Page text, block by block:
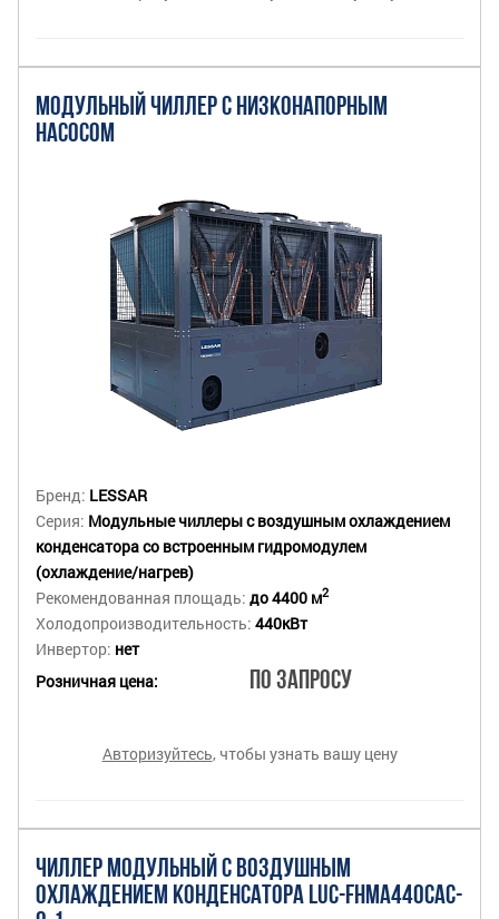
МОДУЛЬНЫЙ ЧИЛЛЕР С НИЗКОНАПОРНЫМ
НАСОСОМ
Бренд: LESSAR
Серия: Модульные чиллеры с воздушным охлаждением
конденсатора со встроенным гидромодулем
(охлаждение/нагрев)
Рекомендованная площадь: до 4400 м2
Холодопроизводительность: 440кВт
Инвертор: нет
Розничная цена:
По запросу
Авторизуйтесь, чтобы узнать вашу цену
ЧИЛЛЕР МОДУЛЬНЫЙ С ВОЗДУШНЫМ
ОХЛАЖДЕНИЕМ КОНДЕНСАТОРА LUC-FHMA440CAС-